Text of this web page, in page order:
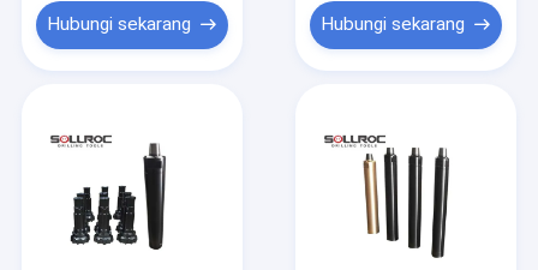
Hubungi sekarang Hubungi sekarang